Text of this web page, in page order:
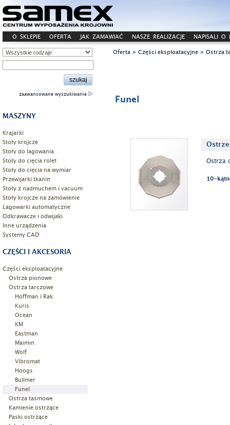
O SKLEPIE OFERTA JAK ZAMAWIAĆ NASZE REALIZACJE NAPISALI O
zaawansowane wyszukiwanie
MASZYNY
Krajarki
Stoły krojcze
Stoły do lagowania
Stoły do cięcia rolet
Stoły do cięcia na wymiar
Przewijarki tkanin
Stoły z nadmuchem i vacuum
Stoły krojcze na zamówienie
Lagowarki automatyczne
Odkrawacze i odwijaki
Inne urządzenia
Systemy CAD
CZĘŚCI I AKCESORIA
Części eksploatacyjne
Ostrza pionowe
Ostrza tarczowe
Hoffman i Rak
Kuris
Ocean
KM
Eastman
Maimin
Wolf
Vibromat
Hoogs
Bullmer
Funel
Ostrza taśmowe
Kamienie ostrzące
Paski ostrzące
Oferta » Części eksploatacyjne » Ostrza
Funel
Ostrza
10-